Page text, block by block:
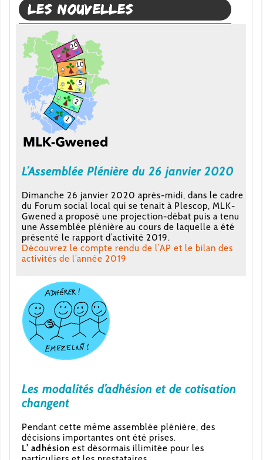
Les nouvelles
L’Assemblée Plénière du 26 janvier 2020
Dimanche 26 janvier 2020 après-midi, dans le cadre
du Forum social local qui se tenait à Plescop, MLK-
Gwened a proposé une projection-débat puis a tenu
une Assemblée plénière au cours de laquelle a été
présenté le rapport d’activité 2019.
Découvrez le compte rendu de l’AP et le bilan des
activités de l’année 2019
Les modalités d’adhésion et de cotisation
changent
Pendant cette même assemblée plénière, des
décisions importantes ont été prises.
L’ adhésion est désormais illimitée pour les